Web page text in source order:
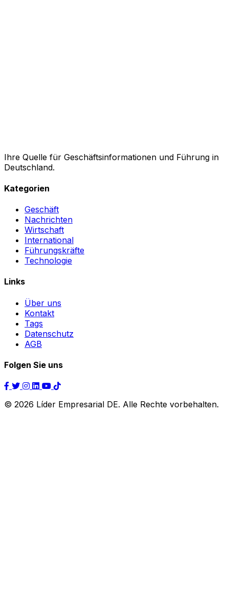
Ihre Quelle für Geschäftsinformationen und Führung in
Deutschland.
Kategorien
Geschäft
Nachrichten
Wirtschaft
International
Führungskräfte
Technologie
Links
Über uns
Kontakt
Tags
Datenschutz
AGB
Folgen Sie uns
© 2026 Líder Empresarial DE. Alle Rechte vorbehalten.